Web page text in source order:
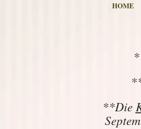
HOME
**Die